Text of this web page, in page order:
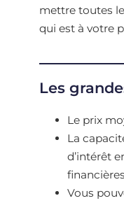
mettre toutes
qui est à votre
Les
Le prix
La
d’intérêt
Vous